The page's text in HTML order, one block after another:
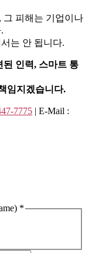
그 피해는 기업이나
는 안 됩니다.
된 인력, 스마트 통
임지겠습니다.
7775 | E-Mail :
*